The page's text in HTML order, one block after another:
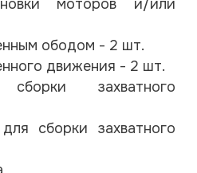
моторов и/или
ободом - 2 шт.
движения - 2 шт.
захватного
сборки захватного